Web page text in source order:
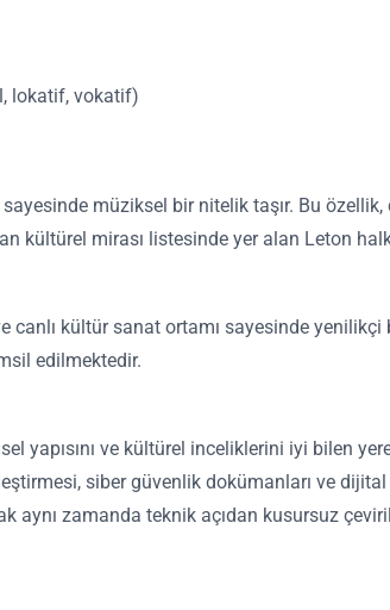
lokatif, vokatif)
müziksel bir nitelik taşır. Bu
kültürel mirası listesinde yer alan Leton
canlı kültür sanat ortamı sayesinde
edilmektedir.
yapısını ve kültürel inceliklerini iyi bilen
siber güvenlik dokümanları ve
aynı zamanda teknik açıdan kusursuz